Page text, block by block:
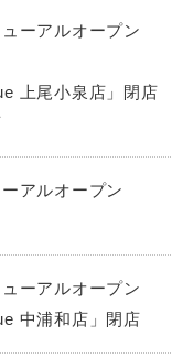
ーアルオープン
上尾小泉店」閉店
アルオープン
ーアルオープン
中浦和店」閉店